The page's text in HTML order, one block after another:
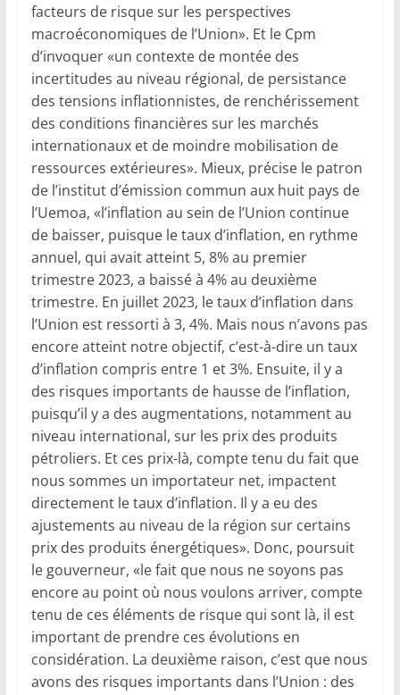
facteurs de risque sur les perspectives
macroéconomiques de l’Union». Et le Cpm
d’invoquer «un contexte de montée des
incertitudes au niveau régional, de persistance
des tensions inflationnistes, de renchérissement
des conditions financières sur les marchés
internationaux et de moindre mobilisation de
ressources extérieures». Mieux, précise le patron
de l’institut d’émission commun aux huit pays de
l’Uemoa, «l’inflation au sein de l’Union continue
de baisser, puisque le taux d’inflation, en rythme
annuel, qui avait atteint 5, 8% au premier
trimestre 2023, a baissé à 4% au deuxième
trimestre. En juillet 2023, le taux d’inflation dans
l’Union est ressorti à 3, 4%. Mais nous n’avons pas
encore atteint notre objectif, c’est-à-dire un taux
d’inflation compris entre 1 et 3%. Ensuite, il y a
des risques importants de hausse de l’inflation,
puisqu’il y a des augmentations, notamment au
niveau international, sur les prix des produits
pétroliers. Et ces prix-là, compte tenu du fait que
nous sommes un importateur net, impactent
directement le taux d’inflation. Il y a eu des
ajustements au niveau de la région sur certains
prix des produits énergétiques». Donc, poursuit
le gouverneur, «le fait que nous ne soyons pas
encore au point où nous voulons arriver, compte
tenu de ces éléments de risque qui sont là, il est
important de prendre ces évolutions en
considération. La deuxième raison, c’est que nous
avons des risques importants dans l’Union : des